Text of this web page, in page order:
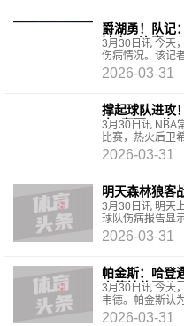
爵湖勇！队记
缺席三连客
3月30日讯 今天
伤病情况。该记
泰森（左脚大脚
2026-03-31
撑起球队进攻
中2轰下16分
3月30日讯 NBA
比赛，热火后卫
分重任，他出战
板。
2026-03-31
明天森林狼客
3月30日讯 明天
球队伤病报告显
膝炎症，爱德华
2026-03-31
帕金斯：哈登
韦德地位不公
3月30日讯 今天
韦德。帕金斯认
史地位时，单纯
2026-03-31